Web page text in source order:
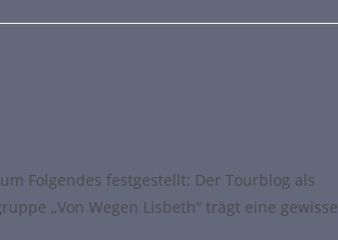
Folgendes festgestellt: Der Tourblog als
„Von Wegen Lisbeth“ trägt eine gewisse